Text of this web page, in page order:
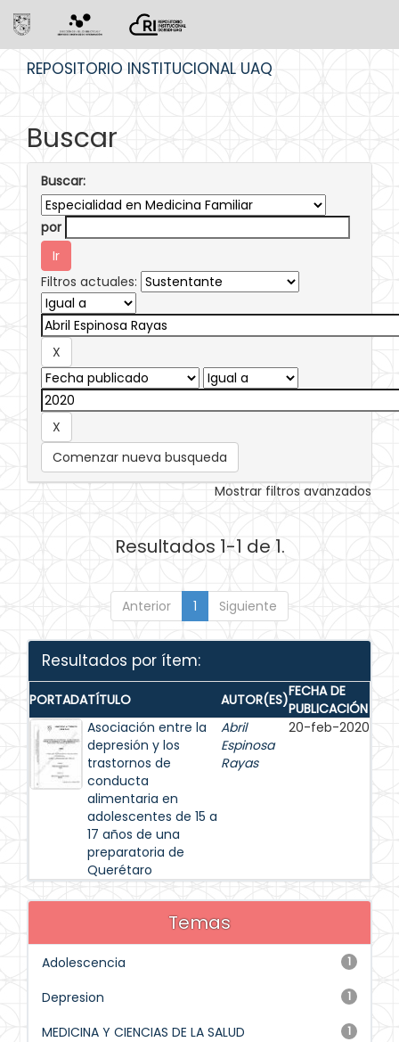
REPOSITORIO INSTITUCIONAL UAQ
Buscar
Buscar:
por
Filtros actuales:
Comenzar nueva busqueda
Mostrar filtros avanzados
Resultados 1-1 de 1.
Anterior 1 Siguiente
Resultados por ítem:
PORTADATÍTULO AUTOR(ES)FECHA DE
PUBLICACIÓN
Asociación entre la
depresión y los
trastornos de
conducta
alimentaria en
adolescentes de 15 a
17 años de una
preparatoria de
Querétaro
Abril
Espinosa
Rayas
20-feb-2020
Temas
1
Adolescencia
1
Depresion
1
MEDICINA Y CIENCIAS DE LA SALUD